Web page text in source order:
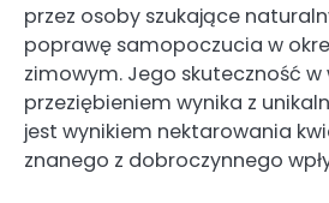
przez osoby szukające
poprawę samopoczucia w
zimowym. Jego skuteczność w
przeziębieniem wynika z
jest wynikiem nektarowania
znanego z dobroczynnego